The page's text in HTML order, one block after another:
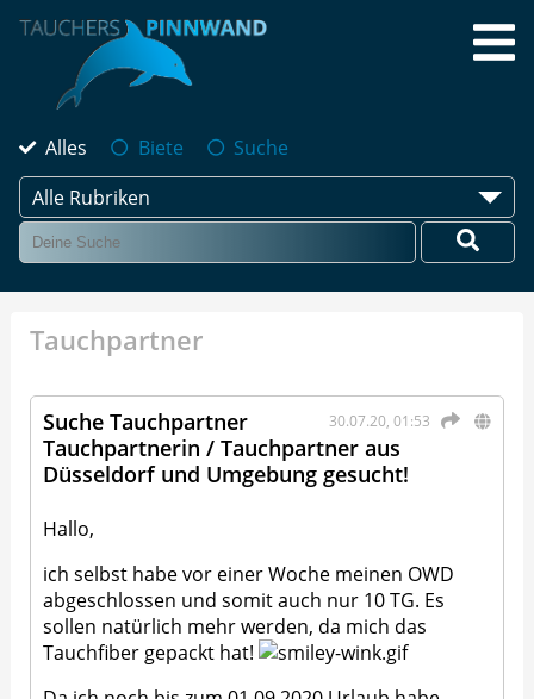
Alles Biete
Suche
Alle Rubriken
Tauchpartner
30.07.20, 01:53
Suche Tauchpartner
Tauchpartnerin / Tauchpartner aus
Düsseldorf und Umgebung gesucht!
Hallo,
ich selbst habe vor einer Woche meinen OWD
abgeschlossen und somit auch nur 10 TG. Es
sollen natürlich mehr werden, da mich das
Tauchfiber gepackt hat!